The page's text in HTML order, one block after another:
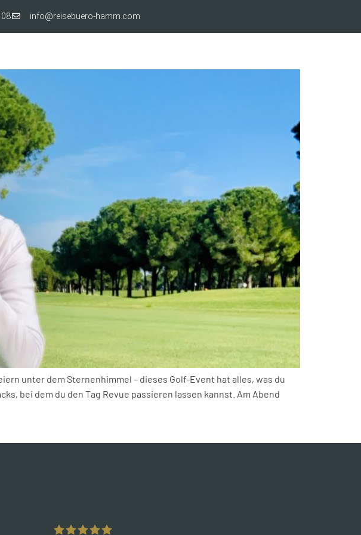
info@reisebuero-hamm.com
unter dem Sternenhimmel – dieses Golf-Event hat alles, was du
bei dem du den Tag Revue passieren lassen kannst. Am Abend